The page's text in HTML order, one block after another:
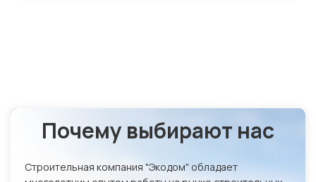
Почему выбирают нас
Строительная компания "Экодом" обладает